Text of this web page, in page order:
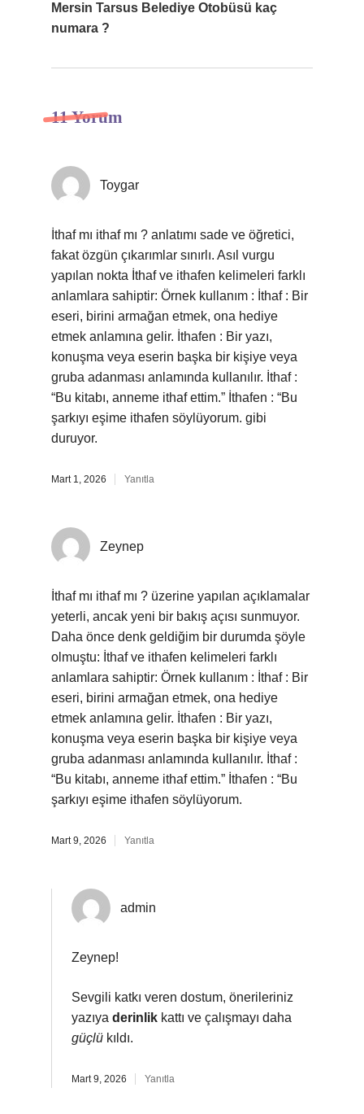
Mersin Tarsus Belediye Otobüsü kaç
numara ?
11 Yorum
Toygar
İthaf mı ithaf mı ? anlatımı sade ve öğretici,
fakat özgün çıkarımlar sınırlı. Asıl vurgu
yapılan nokta İthaf ve ithafen kelimeleri farklı
anlamlara sahiptir: Örnek kullanım : İthaf : Bir
eseri, birini armağan etmek, ona hediye
etmek anlamına gelir. İthafen : Bir yazı,
konuşma veya eserin başka bir kişiye veya
gruba adanması anlamında kullanılır. İthaf :
“Bu kitabı, anneme ithaf ettim.” İthafen : “Bu
şarkıyı eşime ithafen söylüyorum. gibi
duruyor.
Mart 1, 2026 Yanıtla
Zeynep
İthaf mı ithaf mı ? üzerine yapılan açıklamalar
yeterli, ancak yeni bir bakış açısı sunmuyor.
Daha önce denk geldiğim bir durumda şöyle
olmuştu: İthaf ve ithafen kelimeleri farklı
anlamlara sahiptir: Örnek kullanım : İthaf : Bir
eseri, birini armağan etmek, ona hediye
etmek anlamına gelir. İthafen : Bir yazı,
konuşma veya eserin başka bir kişiye veya
gruba adanması anlamında kullanılır. İthaf :
“Bu kitabı, anneme ithaf ettim.” İthafen : “Bu
şarkıyı eşime ithafen söylüyorum.
Mart 9, 2026 Yanıtla
admin
Zeynep!
Sevgili katkı veren dostum, önerileriniz
yazıya derinlik kattı ve çalışmayı daha
güçlü kıldı.
Mart 9, 2026 Yanıtla